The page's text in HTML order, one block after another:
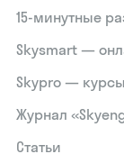
15‑минутные
Skysmart —
Skypro —
Журнал
Статьи